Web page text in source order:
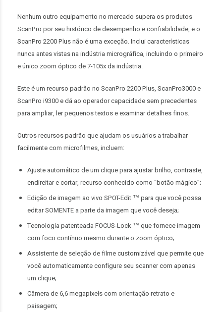
Nenhum outro equipamento no mercado supera os produtos
ScanPro por seu histórico de desempenho e confiabilidade, e o
ScanPro 2200 Plus não é uma exceção. Inclui características
nunca antes vistas na indústria micrográfica, incluindo o primeiro
e único zoom óptico de 7-105x da indústria.
Este é um recurso padrão no ScanPro 2200 Plus, ScanPro3000 e
ScanPro i9300 e dá ao operador capacidade sem precedentes
para ampliar, ler pequenos textos e examinar detalhes finos.
Outros recursos padrão que ajudam os usuários a trabalhar
facilmente com microfilmes, incluem:
Ajuste automático de um clique para ajustar brilho, contraste,
endireitar e cortar, recurso conhecido como “botão mágico”;
Edição de imagem ao vivo SPOT-Edit ™ para que você possa
editar SOMENTE a parte da imagem que você deseja;
Tecnologia patenteada FOCUS-Lock ™ que fornece imagem
com foco contínuo mesmo durante o zoom óptico;
Assistente de seleção de filme customizável que permite que
você automaticamente configure seu scanner com apenas
um clique;
Câmera de 6,6 megapixels com orientação retrato e
paisagem;